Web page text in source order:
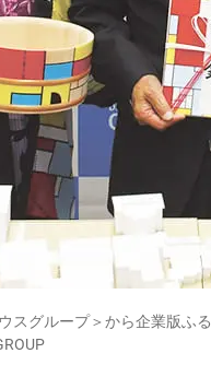
スグループ＞から企業版ふ